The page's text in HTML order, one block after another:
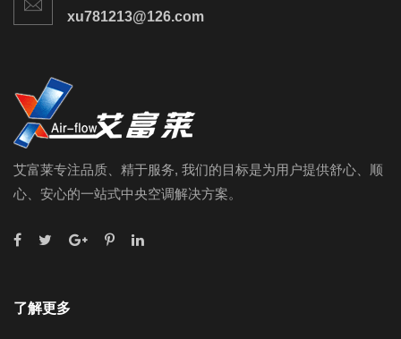
xu781213@126.com
艾富莱专注品质、精于服务, 我们的目标是为用户提供舒心、顺
心、安心的一站式中央空调解决方案。
了解更多